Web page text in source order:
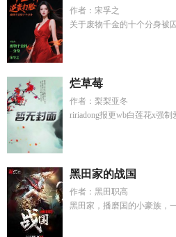
作者：宋孚之
关于废物千金的十个分身被
烂草莓
作者：梨梨亚冬
ririadong报更wb白莲花x强
黑田家的战国
作者：黑田职高
黑田家，播磨国的小豪族，